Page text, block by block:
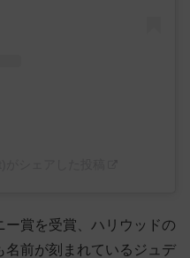
賞を受賞、ハリウッドの
名前が刻まれているジュデ